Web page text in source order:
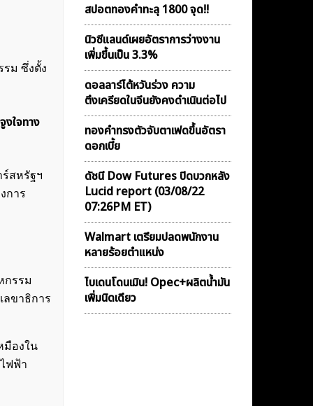
รม ซึ่งตั้ง
งใจทาง
สหรัฐฯ
การ
กรรม
ขาธิการ
มืองใน
ฟฟ้า
สปอตทองคำทะลุ 1800 จุด!!
นิวซีแลนด์เผยอัตราการว่างงาน
เพิ่มขึ้นเป็น 3.3%
ดอลลาร์ไต้หวันร่วง ความ
ตึงเครียดในจีนยังคงดำเนินต่อไป
ทองคำทรงตัวจับตาเฟดขึ้นอัตรา
ดอกเบี้ย
ดัชนี Dow Futures ปิดบวกหลัง
Lucid report (03/08/22
07:26PM ET)
Walmart เตรียมปลดพนักงาน
หลายร้อยตำแหน่ง
ไบเดนโดนเมิน! Opec+ผลิตน้ำมัน
เพิ่มนิดเดียว